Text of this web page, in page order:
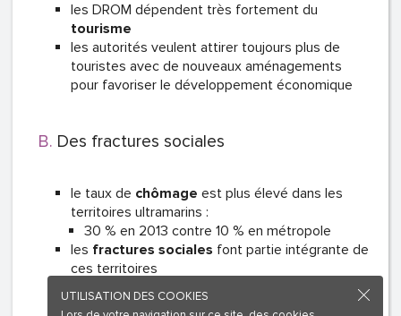
les DROM dépendent très fortement du
tourisme
les autorités veulent attirer toujours plus de
touristes avec de nouveaux aménagements
pour favoriser le développement économique
Des fractures sociales
le taux de chômage est plus élevé dans les
territoires ultramarins :
30 % en 2013 contre 10 % en métropole
les fractures sociales font partie intégrante de
ces territoires
UTILISATION DES COOKIES